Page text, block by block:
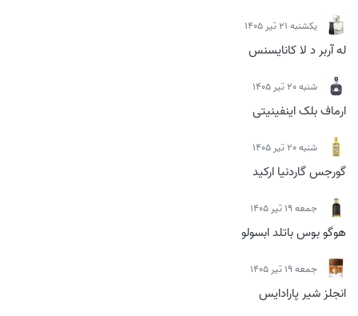
يكشنبه 21 تیر 1405
له آربر د لا کانایسنس
شنبه 20 تیر 1405
ارماف بلک اینفینیتی
شنبه 20 تیر 1405
گورجس گاردنیا ارکید
جمعه 19 تیر 1405
هوگو بوس باتلد ابسولو
جمعه 19 تیر 1405
انجلز شیر پارادایس